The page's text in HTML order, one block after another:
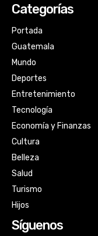
Categorías
Portada
Guatemala
Mundo
Deportes
Entretenimiento
Tecnología
Economía y Finanzas
Cultura
Belleza
Salud
Turismo
Hijos
Síguenos